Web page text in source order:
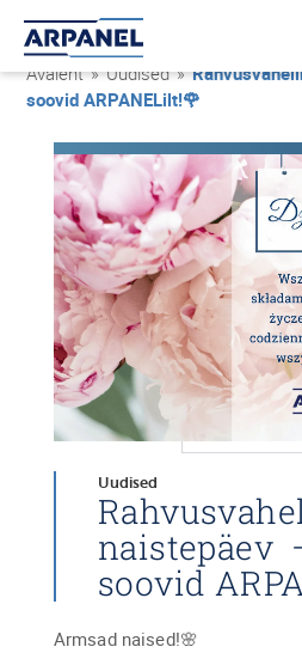
Avaleht » Uudised »
soovid ARPANELilt!🌹
Uudised
naistepäev
soovid
Armsad naised!🌸